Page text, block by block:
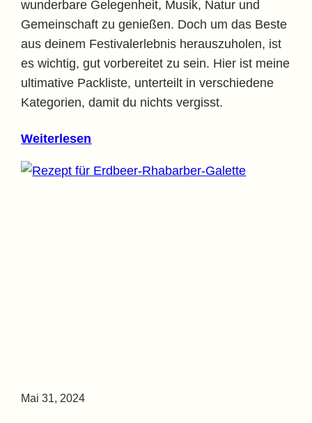
wunderbare Gelegenheit, Musik, Natur und
Gemeinschaft zu genießen. Doch um das Beste
aus deinem Festivalerlebnis herauszuholen, ist
es wichtig, gut vorbereitet zu sein. Hier ist meine
ultimative Packliste, unterteilt in verschiedene
Kategorien, damit du nichts vergisst.
Weiterlesen
Mai 31, 2024